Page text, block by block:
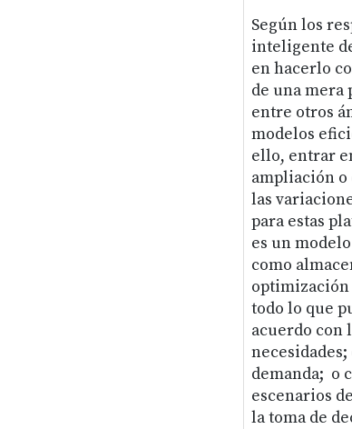
Según los
inteligente
en hacerlo
de una mera
entre otros
modelos
ello, entrar
ampliación
las
para estas
es un
como
optimización
todo lo que
acuerdo con
demanda; o
escenarios
la toma de